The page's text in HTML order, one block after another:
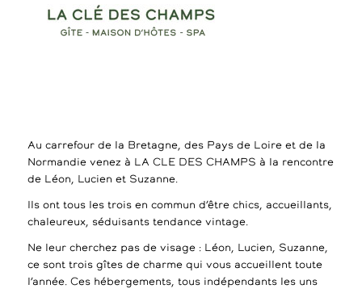
Au carrefour de la Bretagne, des Pays de Loire et de la
Normandie venez à LA CLE DES CHAMPS à la rencontre
de Léon, Lucien et Suzanne.
Ils ont tous les trois en commun d’être chics, accueillants,
chaleureux, séduisants tendance vintage.
Ne leur cherchez pas de visage : Léon, Lucien, Suzanne,
ce sont trois gîtes de charme qui vous accueillent toute
l’année. Ces hébergements, tous indépendants les uns